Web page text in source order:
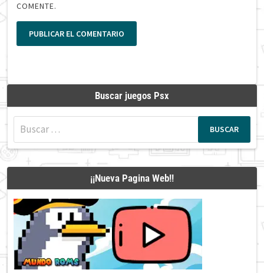
COMENTE.
Buscar juegos Psx
Buscar:
¡¡Nueva Pagina Web!!